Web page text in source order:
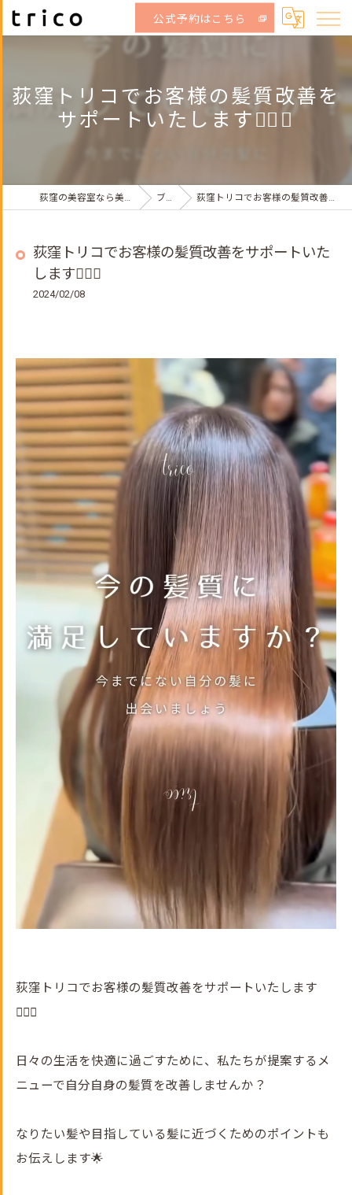
公式予約はこちら
荻窪トリコでお客様の髪質改善を
サポートいたします💇‍♀️✨
荻窪の美容室なら美容室トリコ 荻窪店 ブログ 荻窪トリコでお客様の髪質改善をサポートいたします💇‍♀️✨
荻窪トリコでお客様の髪質改善をサポートいた
します💇‍♀️✨
2024/02/08
荻窪トリコでお客様の髪質改善をサポートいたします
💇‍♀️✨
日々の生活を快適に過ごすために、私たちが提案するメ
ニューで自分自身の髪質を改善しませんか？
なりたい髪や目指している髪に近づくためのポイントも
お伝えします🌟